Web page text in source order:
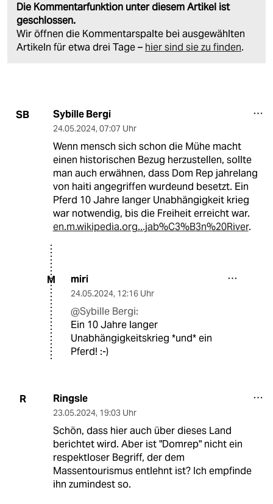
Die Kommentarfunktion unter diesem Artikel ist
geschlossen.
Wir öffnen die Kommentarspalte bei ausgewählten
Artikeln für etwa drei Tage – hier sind sie zu finden.
SB Sybille Bergi
24.05.2024, 07:07 Uhr
Wenn mensch sich schon die Mühe macht
einen historischen Bezug herzustellen, sollte
man auch erwähnen, dass Dom Rep jahrelang
von haiti angegriffen wurdeund besetzt. Ein
Pferd 10 Jahre langer Unabhängigkeit krieg
war notwendig, bis die Freiheit erreicht war.
en.m.wikipedia.org...jab%C3%B3n%20River.
M miri
24.05.2024, 12:16 Uhr
@Sybille Bergi:
Ein 10 Jahre langer
Unabhängigkeitskrieg *und* ein
Pferd! :-)
R Ringsle
23.05.2024, 19:03 Uhr
Schön, dass hier auch über dieses Land
berichtet wird. Aber ist "Domrep" nicht ein
respektloser Begriff, der dem
Massentourismus entlehnt ist? Ich empfinde
ihn zumindest so.